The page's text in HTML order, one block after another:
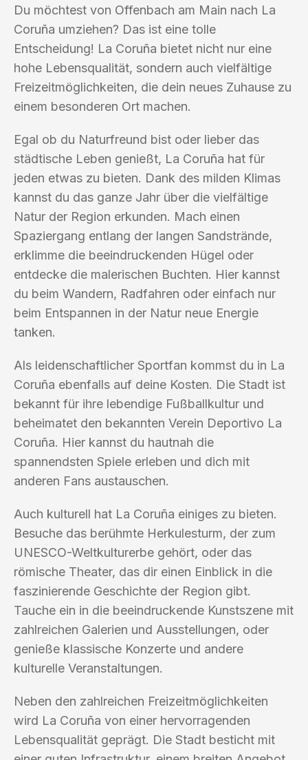
Du möchtest von Offenbach am Main nach La
Coruña umziehen? Das ist eine tolle
Entscheidung! La Coruña bietet nicht nur eine
hohe Lebensqualität, sondern auch vielfältige
Freizeitmöglichkeiten, die dein neues Zuhause zu
einem besonderen Ort machen.
Egal ob du Naturfreund bist oder lieber das
städtische Leben genießt, La Coruña hat für
jeden etwas zu bieten. Dank des milden Klimas
kannst du das ganze Jahr über die vielfältige
Natur der Region erkunden. Mach einen
Spaziergang entlang der langen Sandstrände,
erklimme die beeindruckenden Hügel oder
entdecke die malerischen Buchten. Hier kannst
du beim Wandern, Radfahren oder einfach nur
beim Entspannen in der Natur neue Energie
tanken.
Als leidenschaftlicher Sportfan kommst du in La
Coruña ebenfalls auf deine Kosten. Die Stadt ist
bekannt für ihre lebendige Fußballkultur und
beheimatet den bekannten Verein Deportivo La
Coruña. Hier kannst du hautnah die
spannendsten Spiele erleben und dich mit
anderen Fans austauschen.
Auch kulturell hat La Coruña einiges zu bieten.
Besuche das berühmte Herkulesturm, der zum
UNESCO-Weltkulturerbe gehört, oder das
römische Theater, das dir einen Einblick in die
faszinierende Geschichte der Region gibt.
Tauche ein in die beeindruckende Kunstszene mit
zahlreichen Galerien und Ausstellungen, oder
genieße klassische Konzerte und andere
kulturelle Veranstaltungen.
Neben den zahlreichen Freizeitmöglichkeiten
wird La Coruña von einer hervorragenden
Lebensqualität geprägt. Die Stadt besticht mit